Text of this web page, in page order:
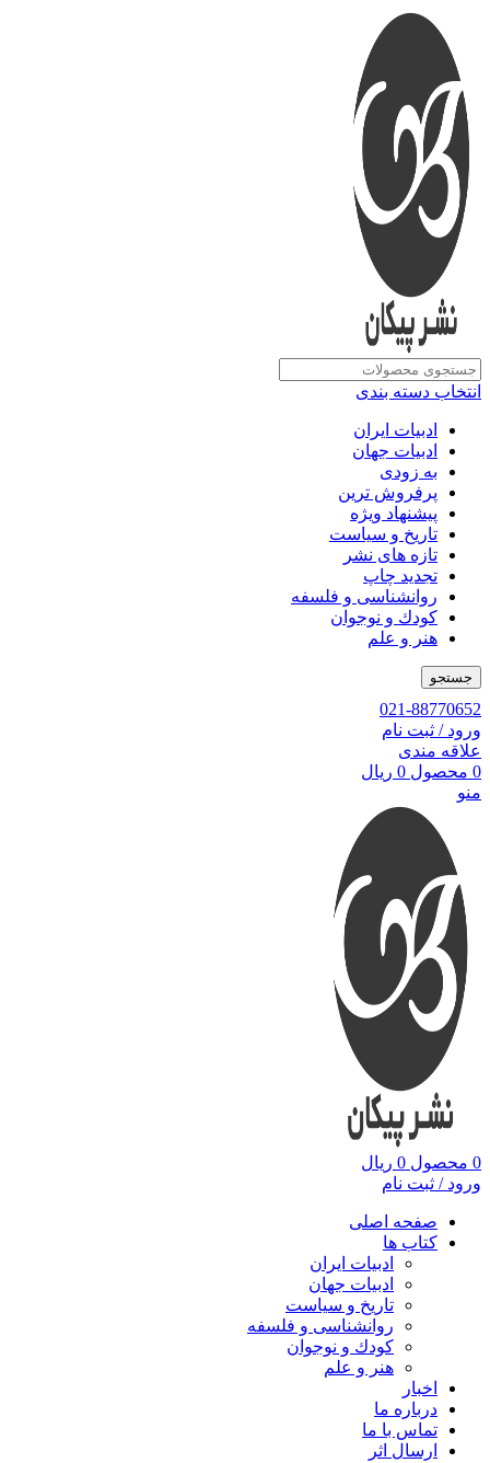
انتخاب دسته بندی
ادبیات ایران
ادبیات جهان
به زودی
پرفروش ترین
پیشنهاد ویژه
تاریخ و سیاست
تازه های نشر
تجدید چاپ
روانشناسی و فلسفه
کودك و نوجوان
هنر و علم
جستجو
021-88770652
ورود / ثبت نام
علاقه مندی
0 محصول 0 ریال
منو
0 محصول 0 ریال
ورود / ثبت نام
صفحه اصلی
کتاب ها
ادبیات ایران
ادبیات جهان
تاریخ و سیاست
روانشناسی و فلسفه
کودك و نوجوان
هنر و علم
اخبار
درباره ما
تماس با ما
ارسال اثر